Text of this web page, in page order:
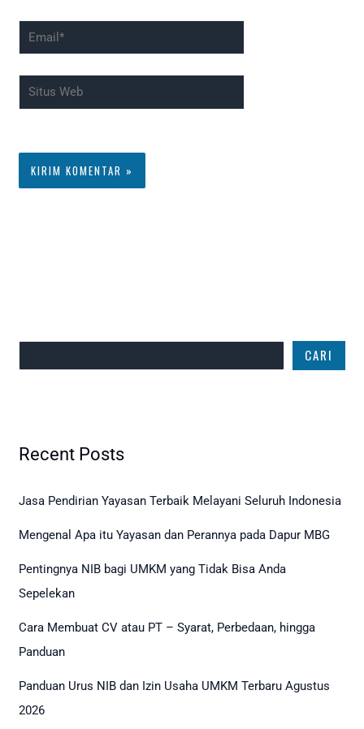
Email*
Situs
Web
CARI
Recent Posts
Jasa Pendirian Yayasan Terbaik Melayani Seluruh Indonesia
Mengenal Apa itu Yayasan dan Perannya pada Dapur MBG
Pentingnya NIB bagi UMKM yang Tidak Bisa Anda
Sepelekan
Cara Membuat CV atau PT – Syarat, Perbedaan, hingga
Panduan
Panduan Urus NIB dan Izin Usaha UMKM Terbaru Agustus
2026